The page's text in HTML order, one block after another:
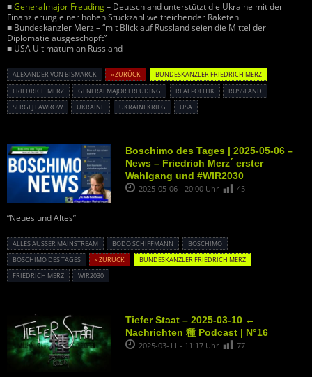
■Generalmajor Freuding– Deutschland unterstützt die Ukraine mit der
Finanzierung einer hohen Stückzahl weitreichender Raketen
■ Bundeskanzler Merz – “mit Blick auf Russland seien die Mittel der
Diplomatie ausgeschöpft”
■ USA Ultimatum an Russland
ALEXANDER VON BISMARCK « ZURÜCK
BUNDESKANZLER FRIEDRICH MERZ
FRIEDRICH MERZ
GENERALMAJOR FREUDING REALPOLITIK
RUSSLAND
SERGEJ LAWROW
UKRAINE UKRAINEKRIEG USA
Boschimo des Tages | 2025-05-06 –
News – Friedrich Merz´ erster
Wahlgang und #WIR2030
2025-05-06 - 20:00 Uhr 45
“Neues und Altes”
ALLES AUSSER MAINSTREAM BODO SCHIFFMANN
BOSCHIMO
BOSCHIMO DES TAGES
« ZURÜCK
BUNDESKANZLER FRIEDRICH MERZ
FRIEDRICH MERZ
WIR2030
Tiefer Staat – 2025-03-10 ←
Nachrichten 種 Podcast | N°16
2025-03-11 - 11:17 Uhr 77